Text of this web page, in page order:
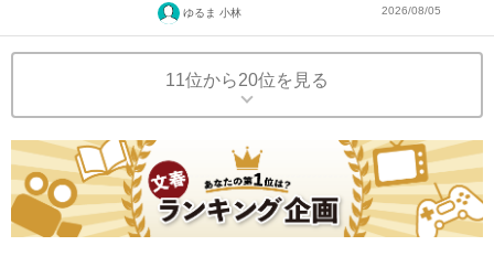
ゆるま 小林 2026/08/05
11位から20位を見る